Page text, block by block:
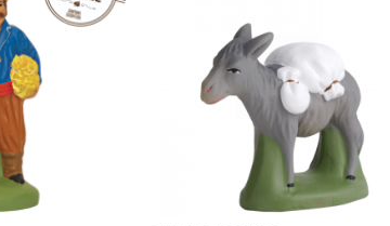
Ajouter
à la liste